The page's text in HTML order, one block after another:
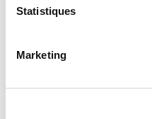
Statistiques
Marketing